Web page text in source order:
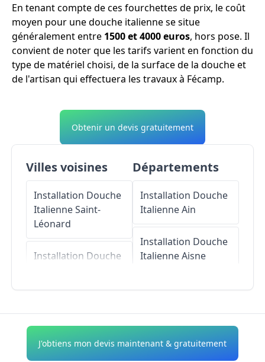
En tenant compte de ces fourchettes de prix, le coût
moyen pour une douche italienne se situe
généralement entre 1500 et 4000 euros, hors pose. Il
convient de noter que les tarifs varient en fonction du
type de matériel choisi, de la surface de la douche et
de l'artisan qui effectuera les travaux à Fécamp.
Obtenir un devis gratuitement
Villes voisines
Installation Douche
ItalienneSaint-
Léonard
Installation Douche
Installation Douche
sur-Fécamp
Départements
Installation Douche
ItalienneAin
Installation Douche
ItalienneAisne
Installation Douche
Italienne Alpes-de-
J'obtiens mon devis maintenant & gratuitement